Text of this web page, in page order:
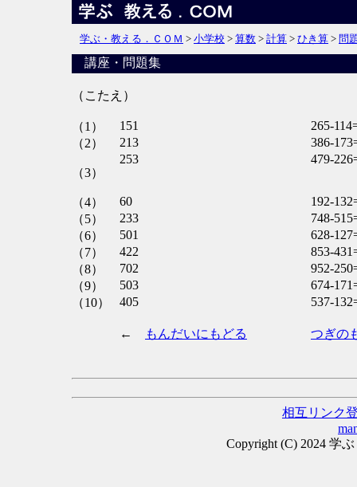
学ぶ・教える．ＣＯＭ > 小学校 > 算数 > 計算 > ひき算 > 問
講座・問題集
（こたえ）
（1） 151
265-
（2）
213 386-
（3）
253 479-
（4） 60
192-
（5）
233
748-
（6）
501
628-
（7）
422
853-
（8）
702
952-
（9）
503
674-
（10）
405 537-
← もんだいにもどる つぎの
相互リンク
Copyright (C) 2024 学